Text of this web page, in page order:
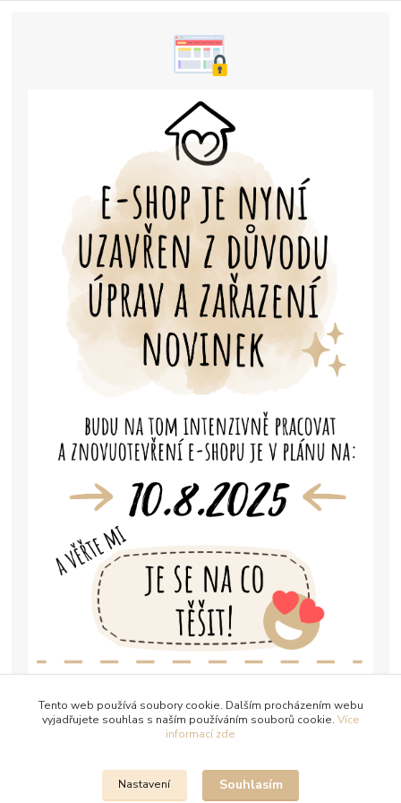
Tento web používá soubory cookie. Dalším procházením webu
vyjadřujete souhlas s naším používáním souborů cookie. Více
informací zde
Nastavení Souhlasím